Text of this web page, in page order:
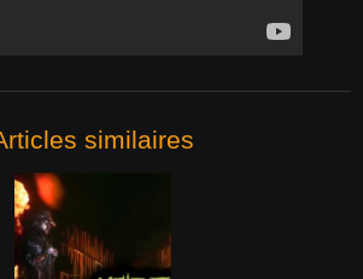
similaires